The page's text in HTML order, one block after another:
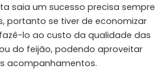
saia um sucesso precisa sempre
portanto se tiver de economizar
lo ao custo da qualidade das
do feijão, podendo aproveitar
acompanhamentos.